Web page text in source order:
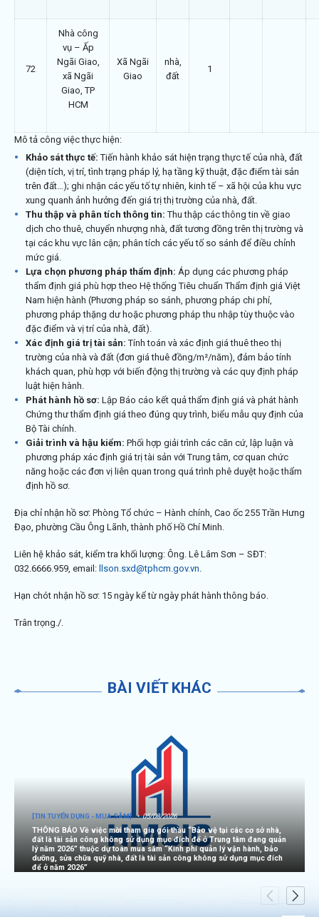
72
Nhà công
vụ – Ấp
Ngãi Giao,
xã Ngãi
Giao, TP
HCM
Xã Ngãi
Giao
nhà,
đất
1
Mô tả công việc thực hiện:
Khảo sát thực tế: Tiến hành khảo sát hiện trạng thực tế của nhà, đất
(diện tích, vị trí, tình trạng pháp lý, hạ tầng kỹ thuật, đặc điểm tài sản
trên đất…); ghi nhận các yếu tố tự nhiên, kinh tế – xã hội của khu vực
xung quanh ảnh hưởng đến giá trị thị trường của nhà, đất.
Thu thập và phân tích thông tin: Thu thập các thông tin về giao
dịch cho thuê, chuyển nhượng nhà, đất tương đồng trên thị trường và
tại các khu vực lân cận; phân tích các yếu tố so sánh để điều chỉnh
mức giá.
Lựa chọn phương pháp thẩm định: Áp dụng các phương pháp
thẩm định giá phù hợp theo Hệ thống Tiêu chuẩn Thẩm định giá Việt
Nam hiện hành (Phương pháp so sánh, phương pháp chi phí,
phương pháp thặng dư hoặc phương pháp thu nhập tùy thuộc vào
đặc điểm và vị trí của nhà, đất).
Xác định giá trị tài sản: Tính toán và xác định giá thuê theo thị
trường của nhà và đất (đơn giá thuê đồng/m²/năm), đảm bảo tính
khách quan, phù hợp với biến động thị trường và các quy định pháp
luật hiện hành.
Phát hành hồ sơ: Lập Báo cáo kết quả thẩm định giá và phát hành
Chứng thư thẩm định giá theo đúng quy trình, biểu mẫu quy định của
Bộ Tài chính.
Giải trình và hậu kiểm: Phối hợp giải trình các căn cứ, lập luận và
phương pháp xác định giá trị tài sản với Trung tâm, cơ quan chức
năng hoặc các đơn vị liên quan trong quá trình phê duyệt hoặc thẩm
định hồ sơ.
Địa chỉ nhận hồ sơ: Phòng Tổ chức – Hành chính, Cao ốc 255 Trần Hưng
Đạo, phường Cầu Ông Lãnh, thành phố Hồ Chí Minh.
Liên hệ khảo sát, kiểm tra khối lượng: Ông. Lê Lâm Sơn – SĐT:
032.6666.959, email:
llson.sxd@tphcm.gov.vn
Hạn chót nhận hồ sơ: 15 ngày kể từ ngày phát hành thông báo.
Trân trọng./.
BÀI VIẾT KHÁC
[TIN TUYỂN DỤNG - MUA SẮM] 05/08/2026
THÔNG BÁO Về việc mời tham gia gói thầu “Bảo vệ tại các cơ sở nhà,
đất là tài sản công không sử dụng mục đích để ở Trung tâm đang quản
lý năm 2026” thuộc dự toán mua sắm “Kinh phí quản lý vận hành, bảo
dưỡng, sửa chữa quỹ nhà, đất là tài sản công không sử dụng mục đích
để ở năm 2026”